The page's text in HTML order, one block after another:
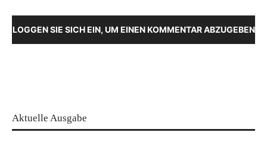
LOGGEN SIE SICH EIN, UM EINEN KOMMENTAR ABZUGEBEN
Aktuelle Ausgabe